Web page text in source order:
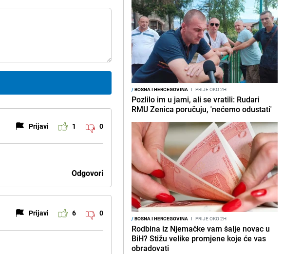
Prijavi 1 0
Odgovori
Prijavi 6 0
/BOSNA I HERCEGOVINA I PRIJE OKO 2H
Pozlilo im u jami, ali se vratili: Rudari
RMU Zenica poručuju, 'nećemo odustati'
/BOSNA I HERCEGOVINA I PRIJE OKO 2H
Rodbina iz Njemačke vam šalje novac u
BiH? Stižu velike promjene koje će vas
obradovati